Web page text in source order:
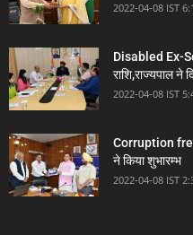
2022-04-08 IST
Disabled Ex-
राशि,राज्यपाल ने
2022-04-08 IST
Corruption
ने किया शुभारम्भ
2022-04-08 IST